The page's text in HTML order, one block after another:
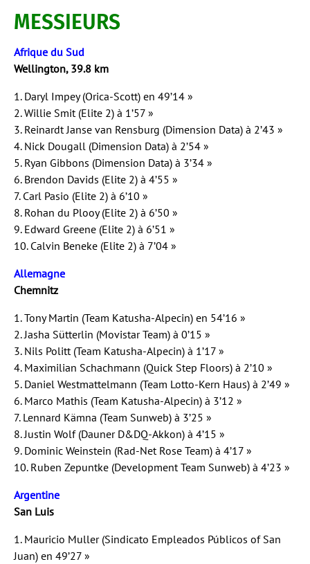
MESSIEURS
Afrique du Sud
Wellington, 39.8 km
1. Daryl Impey (Orica-Scott) en 49’14 »
2. Willie Smit (Elite 2) à 1’57 »
3. Reinardt Janse van Rensburg (Dimension Data) à 2’43 »
4. Nick Dougall (Dimension Data) à 2’54 »
5. Ryan Gibbons (Dimension Data) à 3’34 »
6. Brendon Davids (Elite 2) à 4’55 »
7. Carl Pasio (Elite 2) à 6’10 »
8. Rohan du Plooy (Elite 2) à 6’50 »
9. Edward Greene (Elite 2) à 6’51 »
10. Calvin Beneke (Elite 2) à 7’04 »
Allemagne
Chemnitz
1. Tony Martin (Team Katusha-Alpecin) en 54’16 »
2. Jasha Sütterlin (Movistar Team) à 0’15 »
3. Nils Politt (Team Katusha-Alpecin) à 1’17 »
4. Maximilian Schachmann (Quick Step Floors) à 2’10 »
5. Daniel Westmattelmann (Team Lotto-Kern Haus) à 2’49 »
6. Marco Mathis (Team Katusha-Alpecin) à 3’12 »
7. Lennard Kämna (Team Sunweb) à 3’25 »
8. Justin Wolf (Dauner D&DQ-Akkon) à 4’15 »
9. Dominic Weinstein (Rad-Net Rose Team) à 4’17 »
10. Ruben Zepuntke (Development Team Sunweb) à 4’23 »
Argentine
San Luis
1. Mauricio Muller (Sindicato Empleados Públicos of San
Juan) en 49’27 »